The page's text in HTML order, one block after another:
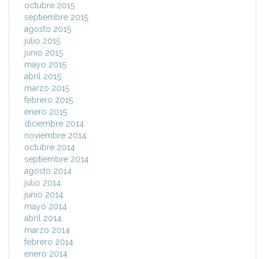
octubre 2015
septiembre 2015
agosto 2015
julio 2015
junio 2015
mayo 2015
abril 2015
marzo 2015
febrero 2015
enero 2015
diciembre 2014
noviembre 2014
octubre 2014
septiembre 2014
agosto 2014
julio 2014
junio 2014
mayo 2014
abril 2014
marzo 2014
febrero 2014
enero 2014